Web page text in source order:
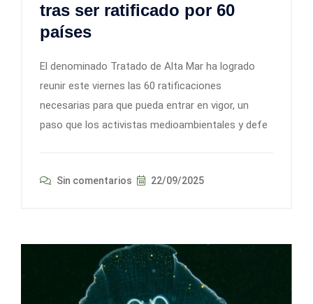
tras ser ratificado por 60
países
El denominado Tratado de Alta Mar ha logrado
reunir este viernes las 60 ratificaciones
necesarias para que pueda entrar en vigor, un
paso que los activistas medioambientales y defe
Sin comentarios 22/09/2025